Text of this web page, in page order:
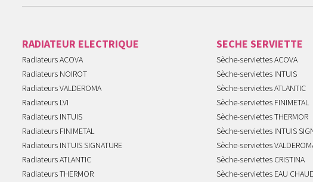
RADIATEUR ELECTRIQUE
Radiateurs ACOVA
Radiateurs NOIROT
Radiateurs VALDEROMA
Radiateurs LVI
Radiateurs INTUIS
Radiateurs FINIMETAL
Radiateurs INTUIS SIGNATURE
Radiateurs ATLANTIC
Radiateurs THERMOR
SECHE SERVIETTE
Sèche-serviettes ACOVA
Sèche-serviettes INTUIS
Sèche-serviettes ATLANTIC
Sèche-serviettes FINIMETAL
Sèche-serviettes THERMOR
Sèche-serviettes INTUIS
Sèche-serviettes
Sèche-serviettes CRISTINA
Sèche-serviettes EAU